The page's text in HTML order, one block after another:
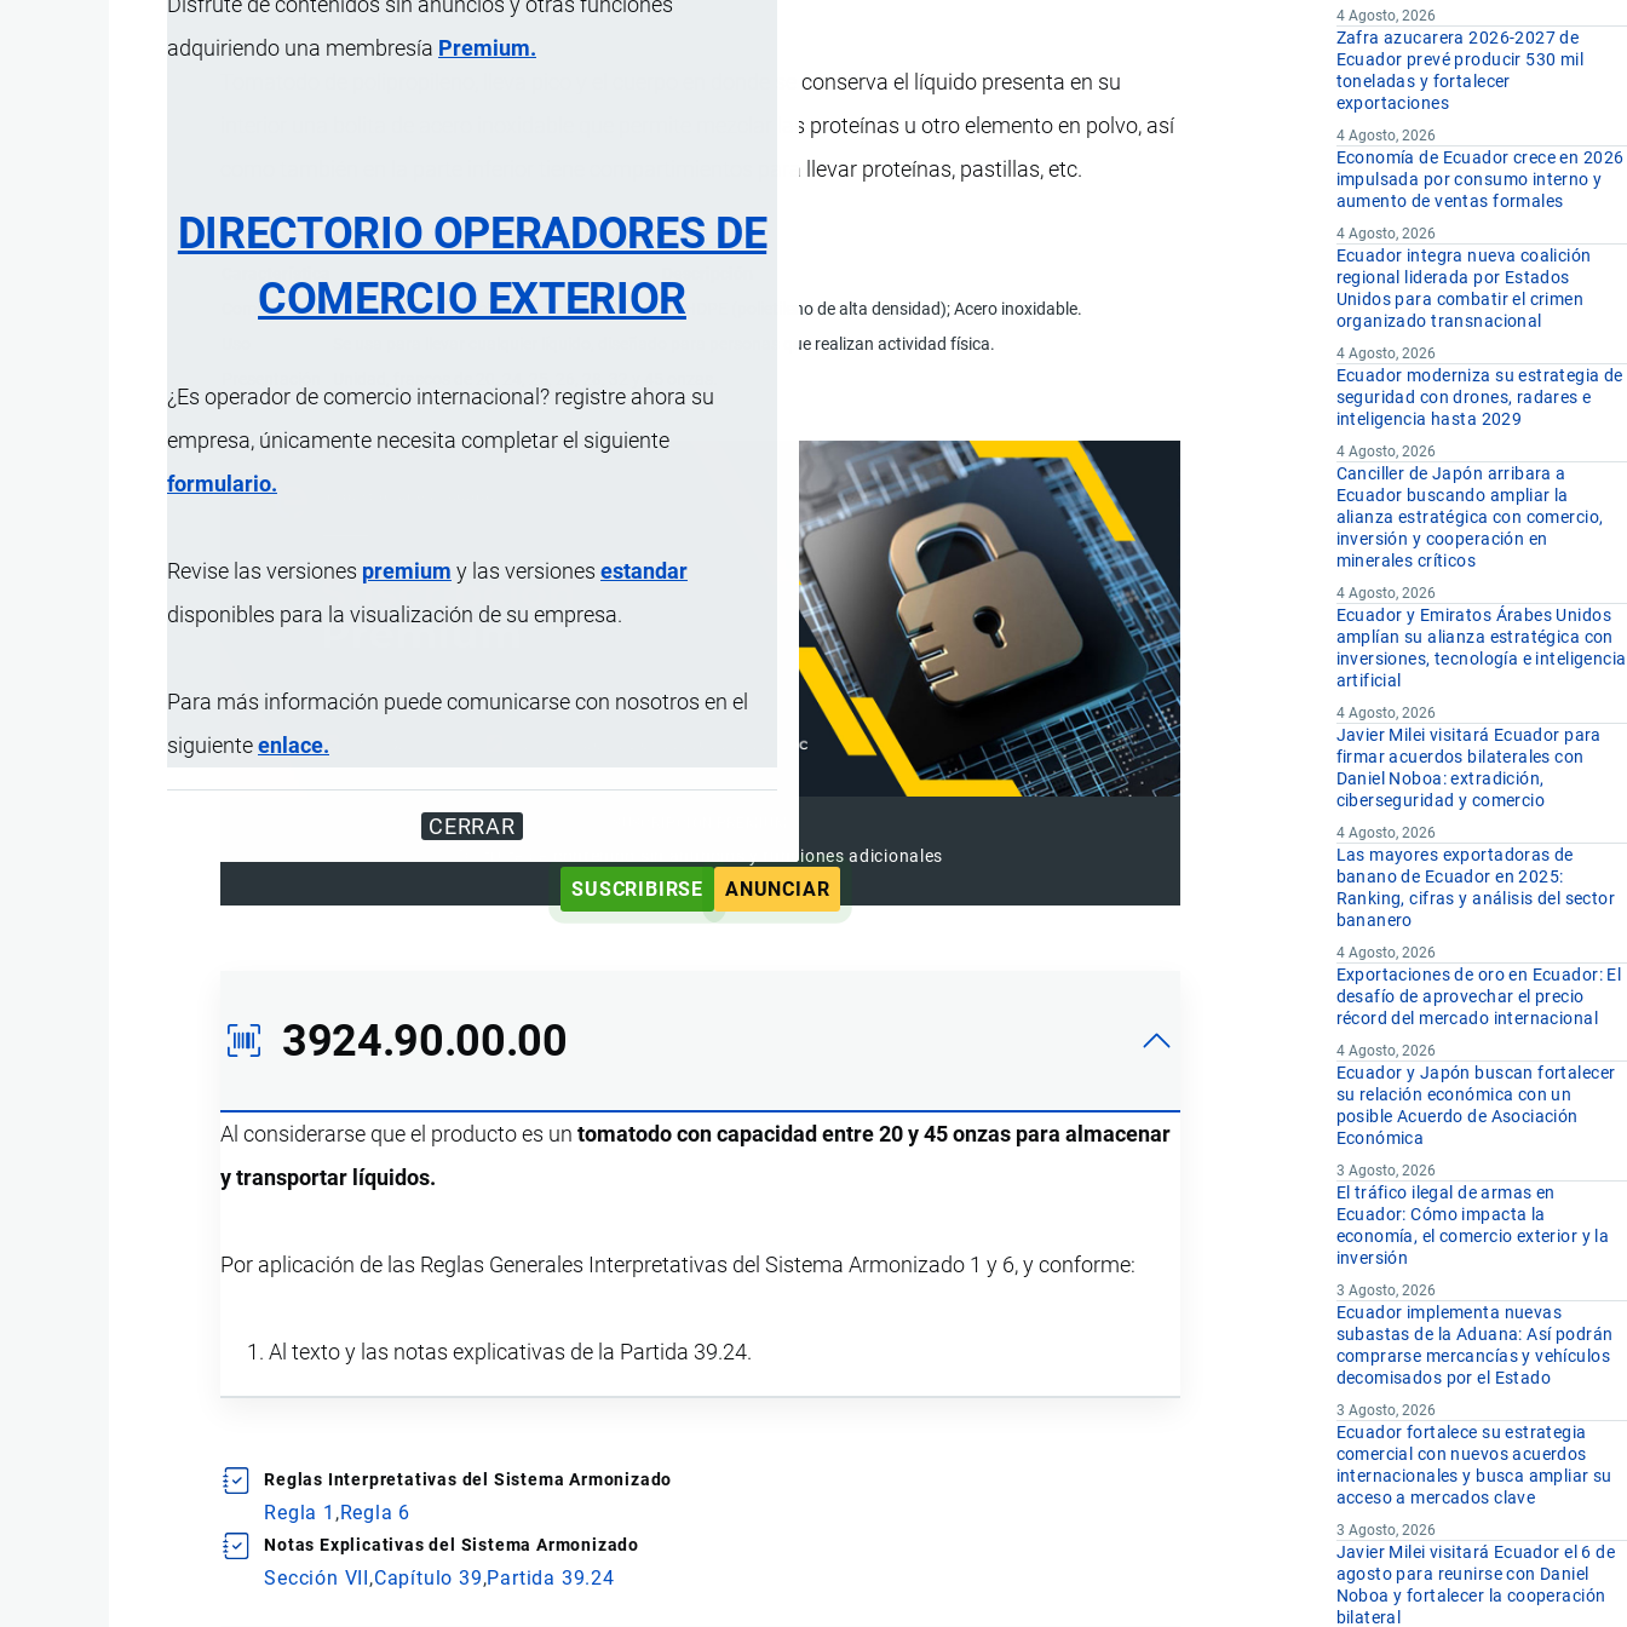
adquiriendo una membresía Premium.
DIRECTORIO OPERADORES DE
COMERCIO EXTERIOR
¿Es operador de comercio internacional? registre ahora su
empresa, únicamente necesita completar el siguiente
formulario.
Revise las versiones premium y las versiones estandar
disponibles para la visualización de su empresa.
Para más información puede comunicarse con nosotros en el
siguienteenlace.
CERRAR
Tomatodo de polipropileno, lleva pico y el cuerpo en donde se conserva el líquido presenta en su
interior una bolita de acero inoxidable que permite mezclar las proteínas u otro elemento en polvo, así
como también en la parte inferior tiene compartimientos para llevar proteínas, pastillas, etc.
Composición
Polipropileno; TPE (elastómero termoplástico); HDPE (polietileno de alta densidad); Acero inoxidable.
Se usa para llevar cualquier líquido, diseñado para personas que realizan actividad física.
Disfrute de contenido sin anuncios y funciones adicionales
SUSCRIBIRSE ANUNCIAR
3924.90.00.00
Al considerarse que el producto es untomatodo con capacidad entre 20 y 45 onzas para almacenar
y transportar líquidos.
Por aplicación de las Reglas Generales Interpretativas del Sistema Armonizado 1 y 6, y conforme:
Al texto y las notas explicativas de la Partida 39.24.
Reglas Interpretativas del Sistema Armonizado
Regla 1 Regla 6
Notas Explicativas del Sistema Armonizado
Sección VII Capítulo 39 Partida 39.24
4 Agosto, 2026
Zafra azucarera 2026-2027 de
Ecuador prevé producir 530 mil
toneladas y fortalecer
exportaciones
4 Agosto, 2026
Economía de Ecuador crece en 2026
impulsada por consumo interno y
aumento de ventas formales
4 Agosto, 2026
Ecuador integra nueva coalición
regional liderada por Estados
Unidos para combatir el crimen
organizado transnacional
4 Agosto, 2026
Ecuador moderniza su estrategia de
seguridad con drones, radares e
inteligencia hasta 2029
4 Agosto, 2026
Canciller de Japón arribara a
Ecuador buscando ampliar la
alianza estratégica con comercio,
inversión y cooperación en
minerales críticos
4 Agosto, 2026
Ecuador y Emiratos Árabes Unidos
amplían su alianza estratégica con
inversiones, tecnología e inteligencia
artificial
4 Agosto, 2026
Javier Milei visitará Ecuador para
firmar acuerdos bilaterales con
Daniel Noboa: extradición,
ciberseguridad y comercio
4 Agosto, 2026
Las mayores exportadoras de
banano de Ecuador en 2025:
Ranking, cifras y análisis del sector
bananero
4 Agosto, 2026
Exportaciones de oro en Ecuador: El
desafío de aprovechar el precio
récord del mercado internacional
4 Agosto, 2026
Ecuador y Japón buscan fortalecer
su relación económica con un
posible Acuerdo de Asociación
Económica
3 Agosto, 2026
El tráfico ilegal de armas en
Ecuador: Cómo impacta la
economía, el comercio exterior y la
inversión
3 Agosto, 2026
Ecuador implementa nuevas
subastas de la Aduana: Así podrán
comprarse mercancías y vehículos
decomisados por el Estado
3 Agosto, 2026
Ecuador fortalece su estrategia
comercial con nuevos acuerdos
internacionales y busca ampliar su
acceso a mercados clave
3 Agosto, 2026
Javier Milei visitará Ecuador el 6 de
agosto para reunirse con Daniel
Noboa y fortalecer la cooperación
bilateral